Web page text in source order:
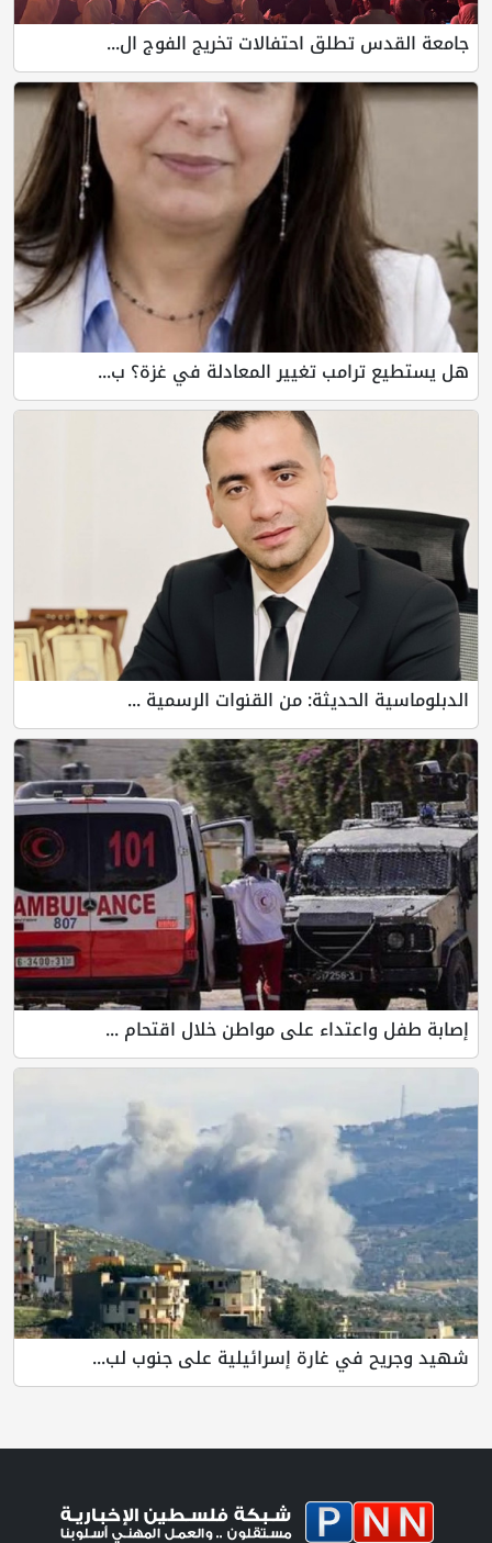
جامعة القدس تطلق احتفالات تخريج الفوج ال...
هل يستطيع ترامب تغيير المعادلة في غزة؟ ب...
الدبلوماسية الحديثة: من القنوات الرسمية ...
إصابة طفل واعتداء على مواطن خلال اقتحام ...
شهيد وجريح في غارة إسرائيلية على جنوب لب...